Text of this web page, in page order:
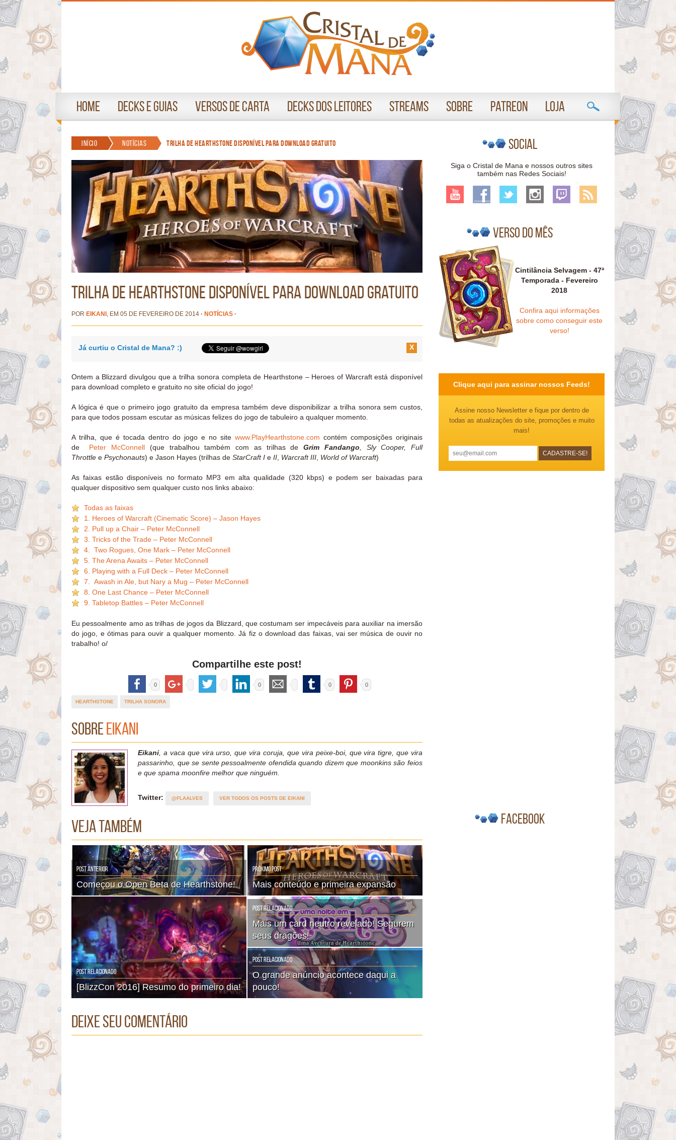
Home Decks e Guias Versos de Carta Decks dos Leitores Streams Sobre Patreon Loja
Início Notícias Trilha de Hearthstone disponível para download gratuito
Trilha de Hearthstone disponível para download gratuito
POR EIKANI , EM 05 DE FEVEREIRO DE 2014 · NOTÍCIAS ·
Já curtiu o Cristal de Mana? :) X
Ontem a Blizzard divulgou que a trilha sonora completa de Hearthstone – Heroes of Warcraft está disponível
para download completo e gratuito no site oficial do jogo!
A lógica é que o primeiro jogo gratuito da empresa também deve disponibilizar a trilha sonora sem custos,
para que todos possam escutar as músicas felizes do jogo de tabuleiro a qualquer momento.
A trilha, que é tocada dentro do jogo e no site www.PlayHearthstone.com contém composições originais
de Peter McConnell (que trabalhou também com as trilhas deGrim Fandango , Sly Cooper, Full
Throttle e Psychonauts) e Jason Hayes (trilhas de StarCraft I e II Warcraft III World of Warcraft)
As faixas estão disponíveis no formato MP3 em alta qualidade (320 kbps) e podem ser baixadas para
qualquer dispositivo sem qualquer custo nos links abaixo:
Todas as faixas
1. Heroes of Warcraft (Cinematic Score) – Jason Hayes
2. Pull up a Chair – Peter McConnell
3. Tricks of the Trade – Peter McConnell
4. Two Rogues, One Mark – Peter McConnell
5. The Arena Awaits – Peter McConnell
6. Playing with a Full Deck – Peter McConnell
7. Awash in Ale, but Nary a Mug – Peter McConnell
8. One Last Chance – Peter McConnell
9. Tabletop Battles – Peter McConnell
Eu pessoalmente amo as trilhas de jogos da Blizzard, que costumam ser impecáveis para auxiliar na imersão
do jogo, e ótimas para ouvir a qualquer momento. Já fiz o download das faixas, vai ser música de ouvir no
trabalho! o/
Compartilhe este post!
0 0 0 0
HEARTHSTONE TRILHA SONORA
SobreEikani
Eikani , a vaca que vira urso, que vira coruja, que vira peixe-boi, que vira tigre, que vira
passarinho, que se sente pessoalmente ofendida quando dizem que moonkins são feios
e que spama moonfire melhor que ninguém.
Twitter: @FLAALVES VER TODOS OS POSTS DE EIKANI
Veja também
Post Anterior
Começou o Open Beta de Hearthstone!
Próximo Post
Mais conteúdo e primeira expansão
Post Relacionado
[BlizzCon 2016] Resumo do primeiro dia!
Post Relacionado
Mais um card neutro revelado! Segurem
seus dragões!
Post Relacionado
O grande anúncio acontece daqui a
pouco!
Deixe seu comentário
Social
Siga o Cristal de Mana e nossos outros sites
também nas Redes Sociais!
Verso do mês
Cintilância Selvagem - 47ª
Temporada - Fevereiro
2018
Confira aqui informações
sobre como conseguir este
verso!
Clique aqui para assinar nossos Feeds!
Assine nosso Newsletter e fique por dentro de
todas as atualizações do site, promoções e muito
mais!
Facebook